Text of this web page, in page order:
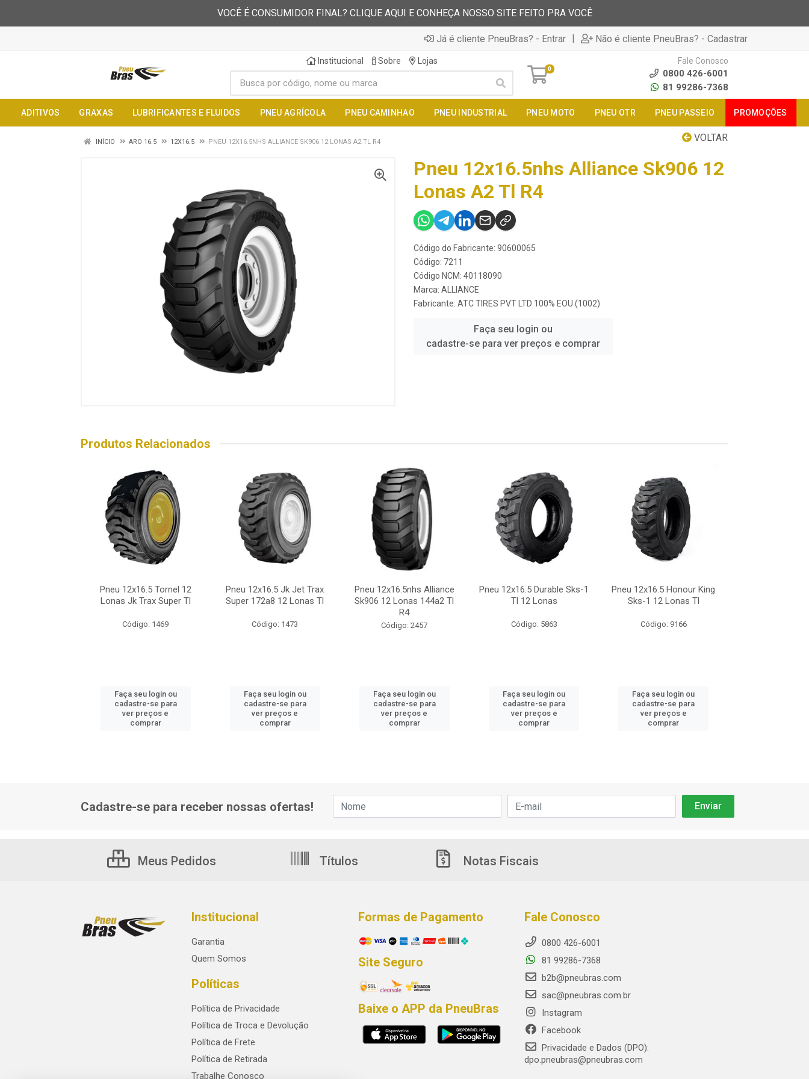
VOCÊ É CONSUMIDOR FINAL? CLIQUE AQUI E CONHEÇA NOSSO SITE FEITO PRA VOCÊ
Já é cliente PneuBras? - Entrar | Não é cliente PneuBras? - Cadastrar
Institucional Sobre Lojas
0
Fale Conosco
0800 426-6001
81 99286-7368
ADITIVOS GRAXAS LUBRIFICANTES E FLUIDOS PNEU AGRÍCOLA PNEU CAMINHAO PNEU INDUSTRIAL PNEU MOTO PNEU OTR PNEU PASSEIO PROMOÇÕES
VOLTAR
INÍCIO ARO 16.5 12X16.5 PNEU 12X16.5NHS ALLIANCE SK906 12 LONAS A2 TL R4
Pneu 12x16.5nhs Alliance Sk906 12
Lonas A2 Tl R4
Código do Fabricante: 90600065
Código: 7211
Código NCM: 40118090
Marca: ALLIANCE
Fabricante: ATC TIRES PVT LTD 100% EOU (1002)
Faça seu login ou
cadastre-se para ver preços e comprar
Produtos Relacionados
Pneu 12x16.5 Tornel 12
Lonas Jk Trax Super Tl
Código: 1469
Faça seu login ou
cadastre-se para
ver preços e
comprar
Pneu 12x16.5 Jk Jet Trax
Super 172a8 12 Lonas Tl
Código: 1473
Faça seu login ou
cadastre-se para
ver preços e
comprar
Pneu 12x16.5nhs Alliance
Sk906 12 Lonas 144a2 Tl
R4
Código: 2457
Faça seu login ou
cadastre-se para
ver preços e
comprar
Pneu 12x16.5 Durable Sks-1
Tl 12 Lonas
Código: 5863
Faça seu login ou
cadastre-se para
ver preços e
comprar
Pneu 12x16.5 Honour King
Sks-1 12 Lonas Tl
Código: 9166
Faça seu login ou
cadastre-se para
ver preços e
comprar
Cadastre-se para receber nossas ofertas!
Meus Pedidos Títulos Notas Fiscais
Institucional
Garantia
Quem Somos
Políticas
Política de Privacidade
Política de Troca e Devolução
Política de Frete
Política de Retirada
Trabalhe Conosco
Formas de Pagamento
Site Seguro
Baixe o APP da PneuBras
Fale Conosco
0800 426-6001
81 99286-7368
b2b@pneubras.com
sac@pneubras.com.br
Instagram
Facebook
Privacidade e Dados (DPO):
dpo.pneubras@pneubras.com